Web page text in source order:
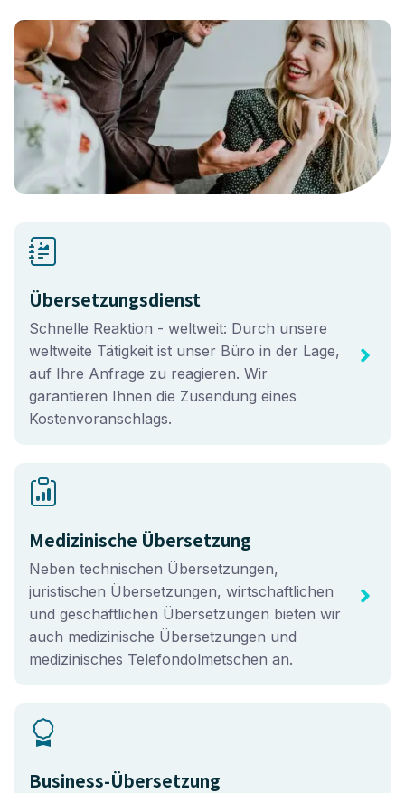
Übersetzungsdienst
Schnelle Reaktion - weltweit: Durch unsere
weltweite Tätigkeit ist unser Büro in der Lage,
auf Ihre Anfrage zu reagieren. Wir
garantieren Ihnen die Zusendung eines
Kostenvoranschlags.
Medizinische Übersetzung
Neben technischen Übersetzungen,
juristischen Übersetzungen, wirtschaftlichen
und geschäftlichen Übersetzungen bieten wir
auch medizinische Übersetzungen und
medizinisches Telefondolmetschen an.
Business-Übersetzung